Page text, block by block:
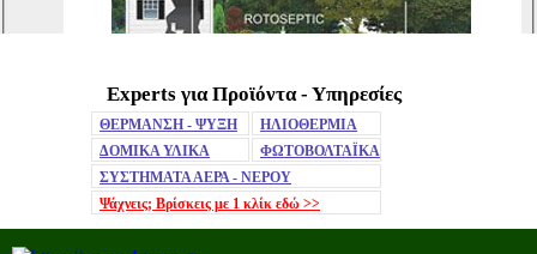
MuteExperts για Προϊόντα - Υπηρεσίες
ΘΕΡΜΑΝΣΗ - ΨΥΞΗ
ΗΛΙΟΘΕΡΜΙΑ
ΔΟΜΙΚΑ ΥΛΙΚΑ
ΦΩΤΟΒΟΛΤΑΪΚΑ
ΣΥΣΤΗΜΑΤΑ ΑΕΡΑ - ΝΕΡΟΥ
Ψάχνεις; Βρίσκεις με 1 κλίκ εδώ >>